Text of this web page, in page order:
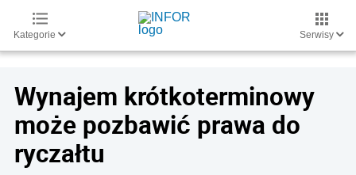
Kategorie Serwisy
Wynajem krótkoterminowy
może pozbawić prawa do
ryczałtu